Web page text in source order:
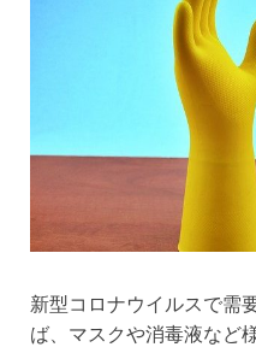
新型コロナウイルスで需
ば、マスクや消毒液など